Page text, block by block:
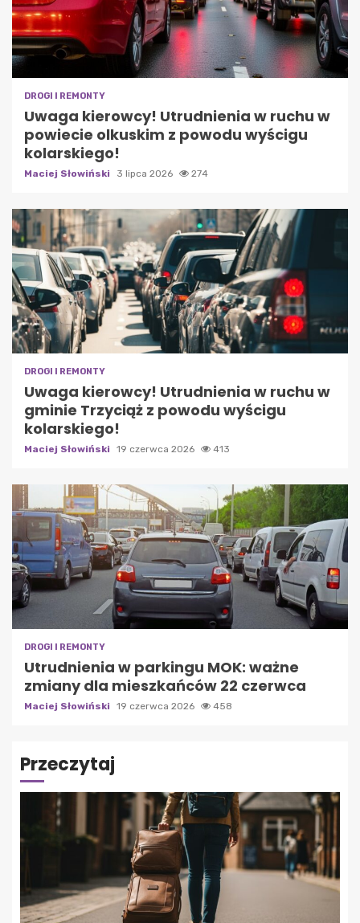
DROGI I REMONTY
Uwaga kierowcy! Utrudnienia w ruchu w
powiecie olkuskim z powodu wyścigu
kolarskiego!
Maciej Słowiński 3 lipca 2026 274
DROGI I REMONTY
Uwaga kierowcy! Utrudnienia w ruchu w
gminie Trzyciąż z powodu wyścigu
kolarskiego!
Maciej Słowiński 19 czerwca 2026 413
DROGI I REMONTY
Utrudnienia w parkingu MOK: ważne
zmiany dla mieszkańców 22 czerwca
Maciej Słowiński 19 czerwca 2026 458
Przeczytaj